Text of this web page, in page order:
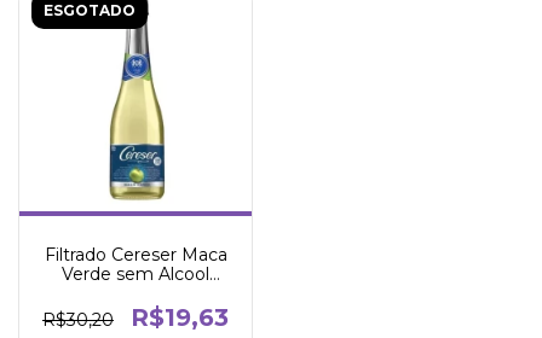
ESGOTADO
Filtrado Cereser Maca
Verde sem Alcool
R$30,20
R$19,63